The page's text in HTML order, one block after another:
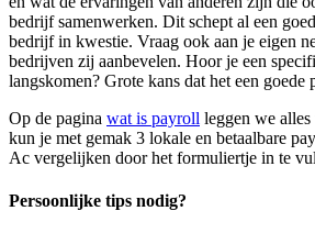
bedrijf samenwerken. Dit schept al een
bedrijf in kwestie. Vraag ook aan je eigen
bedrijven zij aanbevelen. Hoor je een
langskomen? Grote kans dat het een goede
Op de pagina wat is payroll leggen we
kun je met gemak 3 lokale en betaalbare
Ac vergelijken door het formuliertje in te
Persoonlijke tips nodig?